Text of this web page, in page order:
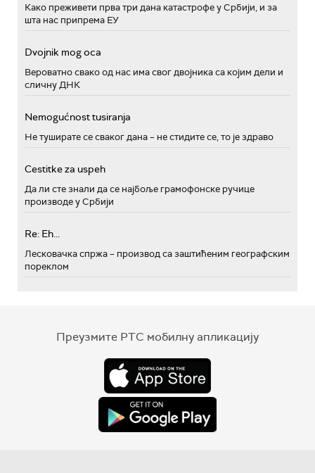
Како преживети прва три дана катастрофе у Србији, и за
шта нас припрема ЕУ
Dvojnik mog oca
Вероватно свако од нас има свог двојника са којим дели и
сличну ДНК
Nemogućnost tusiranja
Не туширате се сваког дана – не стидите се, то је здраво
Cestitke za uspeh
Да ли сте знали да се најбоље грамофонске ручице
производе у Србији
Re: Eh...
Лесковачка спржа – производ са заштићеним географским
пореклом
Преузмите РТС мобилну апликацију